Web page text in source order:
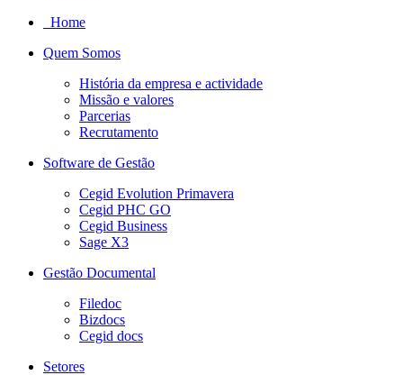
Home
Quem Somos
História da empresa e actividade
Missão e valores
Parcerias
Recrutamento
Software de Gestão
Cegid Evolution Primavera
Cegid PHC GO
Cegid Business
Sage X3
Gestão Documental
Filedoc
Bizdocs
Cegid docs
Setores